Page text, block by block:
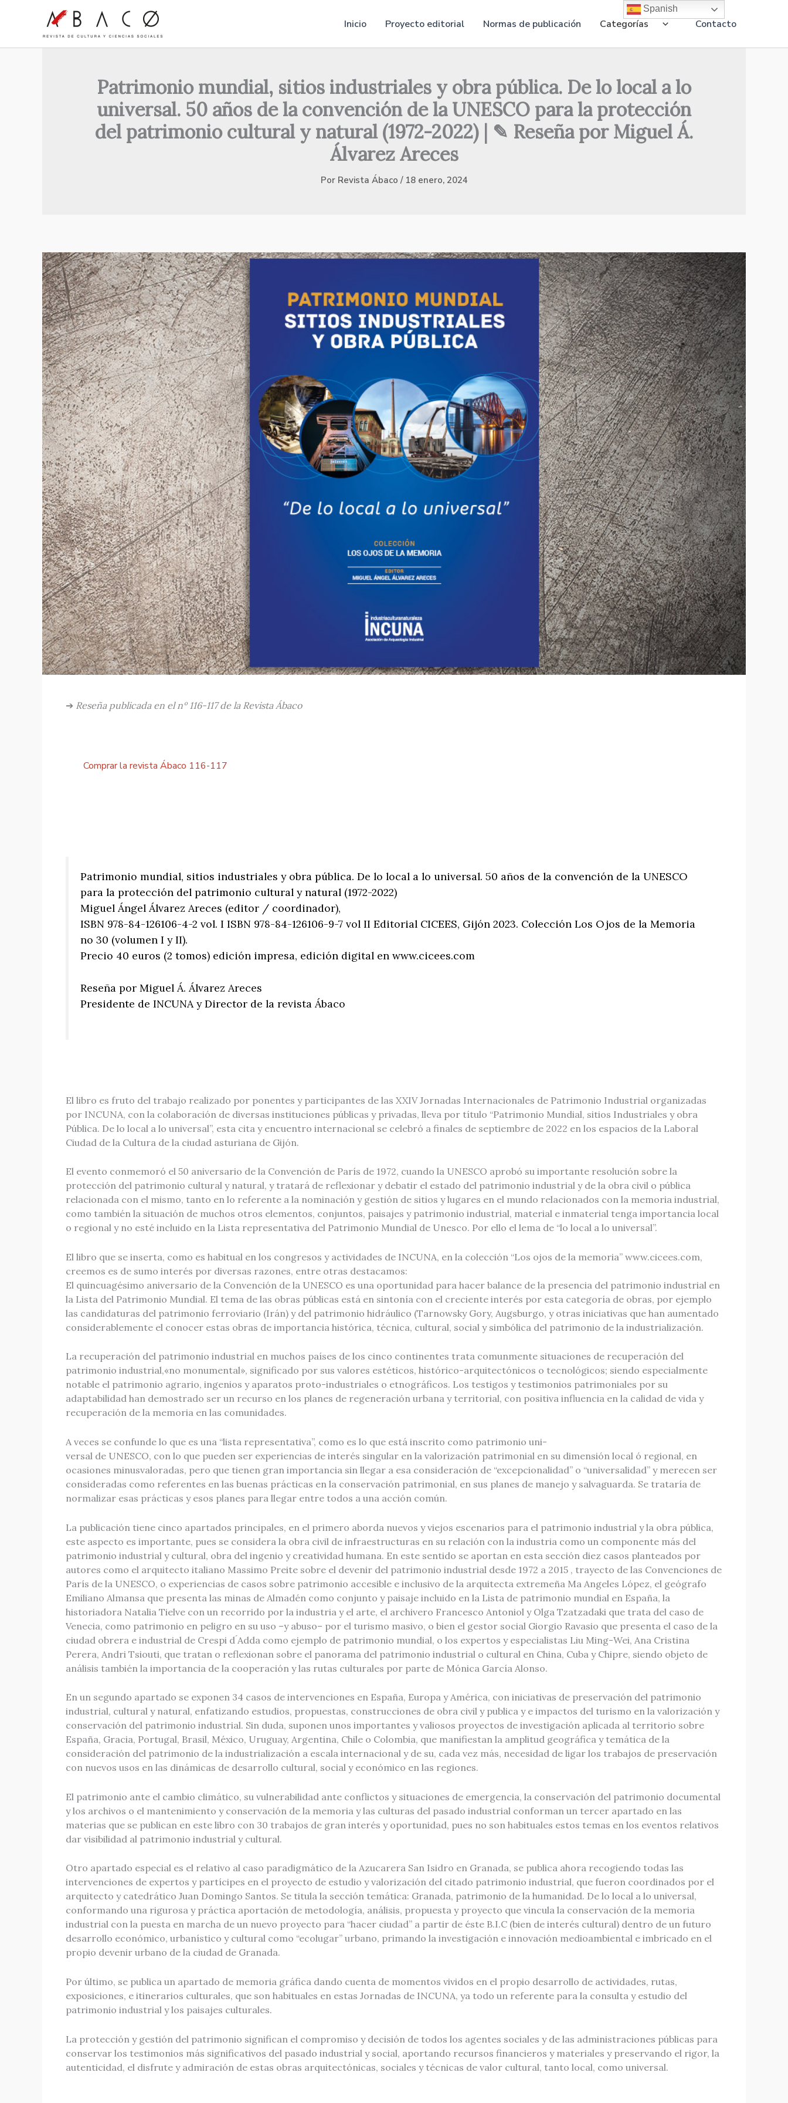
contenido
Inicio Proyecto editorial Normas de publicación Categorías Contacto
Patrimonio mundial, sitios industriales y obra pública. De lo local a lo
universal. 50 años de la convención de la UNESCO para la protección
del patrimonio cultural y natural (1972-2022) | ✎ Reseña por Miguel Á.
Álvarez Areces
Por Revista Ábaco / 18 enero, 2024
➔ Reseña publicada en el nº 116-117 de la Revista Ábaco
Comprar la revista Ábaco 116-117
Patrimonio mundial, sitios industriales y obra pública. De lo local a lo universal. 50 años de la convención de la UNESCO
para la protección del patrimonio cultural y natural (1972-2022)
Miguel Ángel Álvarez Areces (editor / coordinador),
ISBN 978-84-126106-4-2 vol. I ISBN 978-84-126106-9-7 vol II Editorial CICEES, Gijón 2023. Colección Los Ojos de la Memoria
no 30 (volumen I y II).
Precio 40 euros (2 tomos) edición impresa, edición digital en www.cicees.com
Reseña por Miguel Á. Álvarez Areces
Presidente de INCUNA y Director de la revista Ábaco
El libro es fruto del trabajo realizado por ponentes y participantes de las XXIV Jornadas Internacionales de Patrimonio Industrial organizadas
por INCUNA, con la colaboración de diversas instituciones públicas y privadas, lleva por título “Patrimonio Mundial, sitios Industriales y obra
Pública. De lo local a lo universal”, esta cita y encuentro internacional se celebró a finales de septiembre de 2022 en los espacios de la Laboral
Ciudad de la Cultura de la ciudad asturiana de Gijón.
El evento conmemoró el 50 aniversario de la Convención de París de 1972, cuando la UNESCO aprobó su importante resolución sobre la
protección del patrimonio cultural y natural, y tratará de reflexionar y debatir el estado del patrimonio industrial y de la obra civil o pública
relacionada con el mismo, tanto en lo referente a la nominación y gestión de sitios y lugares en el mundo relacionados con la memoria industrial,
como también la situación de muchos otros elementos, conjuntos, paisajes y patrimonio industrial, material e inmaterial tenga importancia local
o regional y no esté incluido en la Lista representativa del Patrimonio Mundial de Unesco. Por ello el lema de “lo local a lo universal”.
El libro que se inserta, como es habitual en los congresos y actividades de INCUNA, en la colección “Los ojos de la memoria” www.cicees.com,
creemos es de sumo interés por diversas razones, entre otras destacamos:
El quincuagésimo aniversario de la Convención de la UNESCO es una oportunidad para hacer balance de la presencia del patrimonio industrial en
la Lista del Patrimonio Mundial. El tema de las obras públicas está en sintonía con el creciente interés por esta categoría de obras, por ejemplo
las candidaturas del patrimonio ferroviario (Irán) y del patrimonio hidráulico (Tarnowsky Gory, Augsburgo, y otras iniciativas que han aumentado
considerablemente el conocer estas obras de importancia histórica, técnica, cultural, social y simbólica del patrimonio de la industrialización.
La recuperación del patrimonio industrial en muchos países de los cinco continentes trata comunmente situaciones de recuperación del
patrimonio industrial,«no monumental», significado por sus valores estéticos, histórico-arquitectónicos o tecnológicos; siendo especialmente
notable el patrimonio agrario, ingenios y aparatos proto-industriales o etnográficos. Los testigos y testimonios patrimoniales por su
adaptabilidad han demostrado ser un recurso en los planes de regeneración urbana y territorial, con positiva influencia en la calidad de vida y
recuperación de la memoria en las comunidades.
A veces se confunde lo que es una “lista representativa”, como es lo que está inscrito como patrimonio uni-
versal de UNESCO, con lo que pueden ser experiencias de interés singular en la valorización patrimonial en su dimensión local ó regional, en
ocasiones minusvaloradas, pero que tienen gran importancia sin llegar a esa consideración de “excepcionalidad” o “universalidad” y merecen ser
consideradas como referentes en las buenas prácticas en la conservación patrimonial, en sus planes de manejo y salvaguarda. Se trataría de
normalizar esas prácticas y esos planes para llegar entre todos a una acción común.
La publicación tiene cinco apartados principales, en el primero aborda nuevos y viejos escenarios para el patrimonio industrial y la obra pública,
este aspecto es importante, pues se considera la obra civil de infraestructuras en su relación con la industria como un componente más del
patrimonio industrial y cultural, obra del ingenio y creatividad humana. En este sentido se aportan en esta sección diez casos planteados por
autores como el arquitecto italiano Massimo Preite sobre el devenir del patrimonio industrial desde 1972 a 2015 , trayecto de las Convenciones de
París de la UNESCO, o experiencias de casos sobre patrimonio accesible e inclusivo de la arquitecta extremeña Ma Angeles López, el geógrafo
Emiliano Almansa que presenta las minas de Almadén como conjunto y paisaje incluido en la Lista de patrimonio mundial en España, la
historiadora Natalia Tielve con un recorrido por la industria y el arte, el archivero Francesco Antoniol y Olga Tzatzadaki que trata del caso de
Venecia, como patrimonio en peligro en su uso –y abuso– por el turismo masivo, o bien el gestor social Giorgio Ravasio que presenta el caso de la
ciudad obrera e industrial de Crespi d ́Adda como ejemplo de patrimonio mundial, o los expertos y especialistas Liu Ming-Wei, Ana Cristina
Perera, Andri Tsiouti, que tratan o reflexionan sobre el panorama del patrimonio industrial o cultural en China, Cuba y Chipre, siendo objeto de
análisis también la importancia de la cooperación y las rutas culturales por parte de Mónica García Alonso.
En un segundo apartado se exponen 34 casos de intervenciones en España, Europa y América, con iniciativas de preservación del patrimonio
industrial, cultural y natural, enfatizando estudios, propuestas, construcciones de obra civil y publica y e impactos del turismo en la valorización y
conservación del patrimonio industrial. Sin duda, suponen unos importantes y valiosos proyectos de investigación aplicada al territorio sobre
España, Gracia, Portugal, Brasil, México, Uruguay, Argentina, Chile o Colombia, que manifiestan la amplitud geográfica y temática de la
consideración del patrimonio de la industrialización a escala internacional y de su, cada vez más, necesidad de ligar los trabajos de preservación
con nuevos usos en las dinámicas de desarrollo cultural, social y económico en las regiones.
El patrimonio ante el cambio climático, su vulnerabilidad ante conflictos y situaciones de emergencia, la conservación del patrimonio documental
y los archivos o el mantenimiento y conservación de la memoria y las culturas del pasado industrial conforman un tercer apartado en las
materias que se publican en este libro con 30 trabajos de gran interés y oportunidad, pues no son habituales estos temas en los eventos relativos
dar visibilidad al patrimonio industrial y cultural.
Otro apartado especial es el relativo al caso paradigmático de la Azucarera San Isidro en Granada, se publica ahora recogiendo todas las
intervenciones de expertos y partícipes en el proyecto de estudio y valorización del citado patrimonio industrial, que fueron coordinados por el
arquitecto y catedrático Juan Domingo Santos. Se titula la sección temática: Granada, patrimonio de la humanidad. De lo local a lo universal,
conformando una rigurosa y práctica aportación de metodología, análisis, propuesta y proyecto que vincula la conservación de la memoria
industrial con la puesta en marcha de un nuevo proyecto para “hacer ciudad” a partir de éste B.I.C (bien de interés cultural) dentro de un futuro
desarrollo económico, urbanístico y cultural como “ecolugar” urbano, primando la investigación e innovación medioambiental e imbricado en el
propio devenir urbano de la ciudad de Granada.
Por último, se publica un apartado de memoria gráfica dando cuenta de momentos vividos en el propio desarrollo de actividades, rutas,
exposiciones, e itinerarios culturales, que son habituales en estas Jornadas de INCUNA, ya todo un referente para la consulta y estudio del
patrimonio industrial y los paisajes culturales.
La protección y gestión del patrimonio significan el compromiso y decisión de todos los agentes sociales y de las administraciones públicas para
conservar los testimonios más significativos del pasado industrial y social, aportando recursos financieros y materiales y preservando el rigor, la
autenticidad, el disfrute y admiración de estas obras arquitectónicas, sociales y técnicas de valor cultural, tanto local, como universal.
Spanish